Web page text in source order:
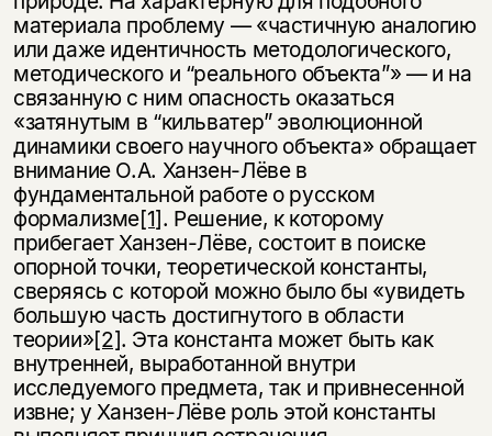
материала проблему — «частичную аналогию
или даже идентичность методологического,
методического и “реального объекта”» — и на
связанную с ним опасность оказаться
«затянутым в “кильватер” эволюционной
динамики своего научного объекта» обращает
внимание О.А. Ханзен-Лёве в
фундаментальной работе о русском
формализме[1]. Решение, к которому
прибегает Ханзен-Лёве, состоит в поиске
опорной точки, теоретической константы,
сверяясь с которой можно было бы «увидеть
большую часть достигнутого в области
теории»[2]. Эта константа может быть как
внутренней, выработанной внутри
исследуемого предмета, так и привнесенной
извне; у Ханзен-Лёве роль этой константы